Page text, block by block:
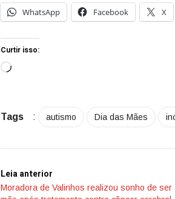
WhatsApp
Facebook X
Curtir isso:
Tags : autismo Dia das Mães
Leia anterior
Moradora de Valinhos realizou sonho de ser